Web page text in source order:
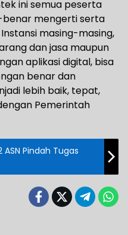
ini semua peserta
mengerti serta
masing-masing,
dan jasa maupun
aplikasi digital, bisa
benar dan
lebih baik, tepat,
Pemerintah
Tugas